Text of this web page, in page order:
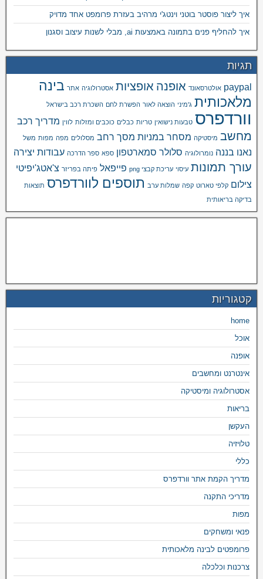
איך ליצור פוסטר בוטני וינטג'י מרהיב בעזרת פרומפט אחד מדויק
איך להחליף פנים בתמונה באמצעות ai, מבלי לשנות עיצוב וסגנון
תגיות
paypal אולטרסאונד אופנה אופציות אסטרולוגיה אתר בינה
מלאכותית ג'מיני הוצאה לאור הפשרת לחם השכרת רכב בישראל
וורדפרס טבעות נישואין טריות כבלים כוכבים ומזלות לווין מדריך רכב
מחשב מיסטיקה מסחר במניות מסך רחב מסלולים מפה מפות משל
נאנו בננה נומרולוגיה סלולר סמארטפון ספא ספר הדרכה עבודות יצירה
עורך תמונות עיסוי עריכת קבצי png פייפאל פיתה בפריזר צ'אטג'יפיטי
צילום קלפי טארוט קפה שמלות ערב תוספים לוורדפרס תוצאות
בדיקה בריאותית
קטגוריות
home
אוכל
אופנה
אינטרנט ומחשבים
אסטרולוגיה ומיסטיקה
בריאות
העקשן
טלויזיה
כללי
מדריך הקמת אתר וורדפרס
מדריכי התקנה
מפות
פנאי ומשחקים
פרומפטים לבינה מלאכותית
צרכנות וכלכלה